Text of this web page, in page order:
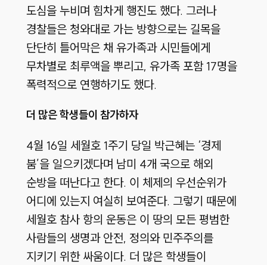
도심을 누비며 힘차게 행진도 했다. 그러나
경찰들은 청와대로 가는 방향으로는 길목을
단단히 틀어막은 채 유가족과 시민들에게
무차별로 최루액을 뿌리고, 유가족 포함 17명을
폭력적으로 연행하기도 했다.
더 많은 학생들이 참가하자
4월 16일 세월호 1주기 당일 박근혜는 ‘경제
붐’을 일으키겠다며 남미 4개 국으로 해외
순방을 떠난다고 한다. 이 체제의 우선순위가
어디에 있는지 여실히 보여준다. 그렇기 때문에
세월호 참사 항의 운동은 이 땅의 모든 평범한
사람들의 생명과 안전, 정의와 민주주의를
지키기 위한 싸움이다. 더 많은 학생들이